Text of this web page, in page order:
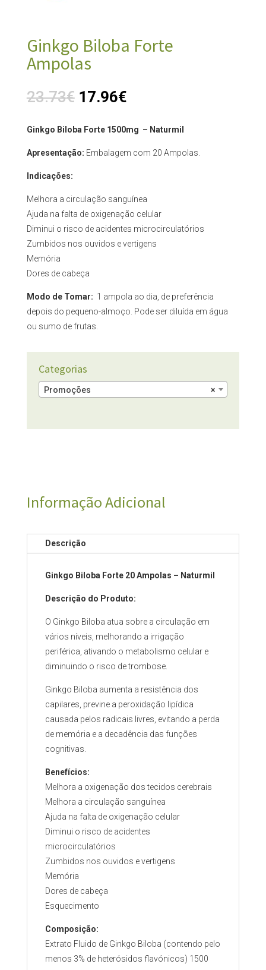
Ginkgo Biloba Forte
Ampolas
23.73€ 17.96€
Ginkgo Biloba Forte 1500mg – Naturmil
Apresentação: Embalagem com 20 Ampolas.
Indicações:
Melhora a circulação sanguínea
Ajuda na falta de oxigenação celular
Diminui o risco de acidentes microcirculatórios
Zumbidos nos ouvidos e vertigens
Memória
Dores de cabeça
Modo de Tomar: 1 ampola ao dia, de preferência
depois do pequeno-almoço. Pode ser diluída em água
ou sumo de frutas.
Categorias
×
Promoções
Informação Adicional
Descrição
Ginkgo Biloba Forte 20 Ampolas – Naturmil
Descrição do Produto:
O Ginkgo Biloba atua sobre a circulação em
vários níveis, melhorando a irrigação
periférica, ativando o metabolismo celular e
diminuindo o risco de trombose.
Ginkgo Biloba aumenta a resistência dos
capilares, previne a peroxidação lipídica
causada pelos radicais livres, evitando a perda
de memória e a decadência das funções
cognitivas.
Benefícios:
Melhora a oxigenação dos tecidos cerebrais
Melhora a circulação sanguínea
Ajuda na falta de oxigenação celular
Diminui o risco de acidentes
microcirculatórios
Zumbidos nos ouvidos e vertigens
Memória
Dores de cabeça
Esquecimento
Composição:
Extrato Fluido de Ginkgo Biloba (contendo pelo
menos 3% de heterósidos flavónicos) 1500